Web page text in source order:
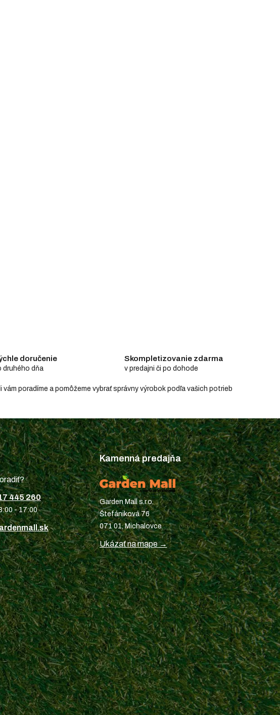
doručenie
druhého dňa
Skompletizovanie zdarma
v predajni či po dohode
poradíme a pomôžeme vybrať správny výrobok podľa vašich potrieb
445 260
- 17:00
Kamenná predajňa
Garden Mall s.r.o.
Štefániková 76
071 01, Michalovce
Ukázať na mape →